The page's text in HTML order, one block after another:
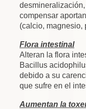
compensar
(calcio, magnesio,
Flora intestinal
Alteran la flora
Bacillus
debido a su
que sufre en el
Aumentan la